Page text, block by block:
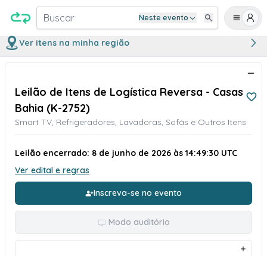
Buscar Neste evento
Ver itens na minha região
Leilão de Itens de Logística Reversa - Casas
Bahia (K-2752)
Smart TV, Refrigeradores, Lavadoras, Sofás e Outros Itens
Leilão encerrado: 8 de junho de 2026 às 14:49:30 UTC
Ver edital e regras
Inscreva-se no evento
Modo auditório